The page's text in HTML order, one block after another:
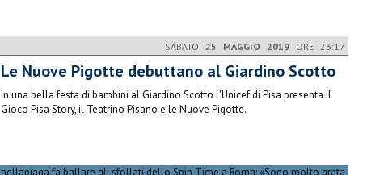
SABATO 25 MAGGIO 2019 ORE 23:17
Le Nuove Pigotte debuttano al Giardino Scotto
In una bella festa di bambini al Giardino Scotto l'Unicef di Pisa presenta il
Gioco Pisa Story, il Teatrino Pisano e le Nuove Pigotte.